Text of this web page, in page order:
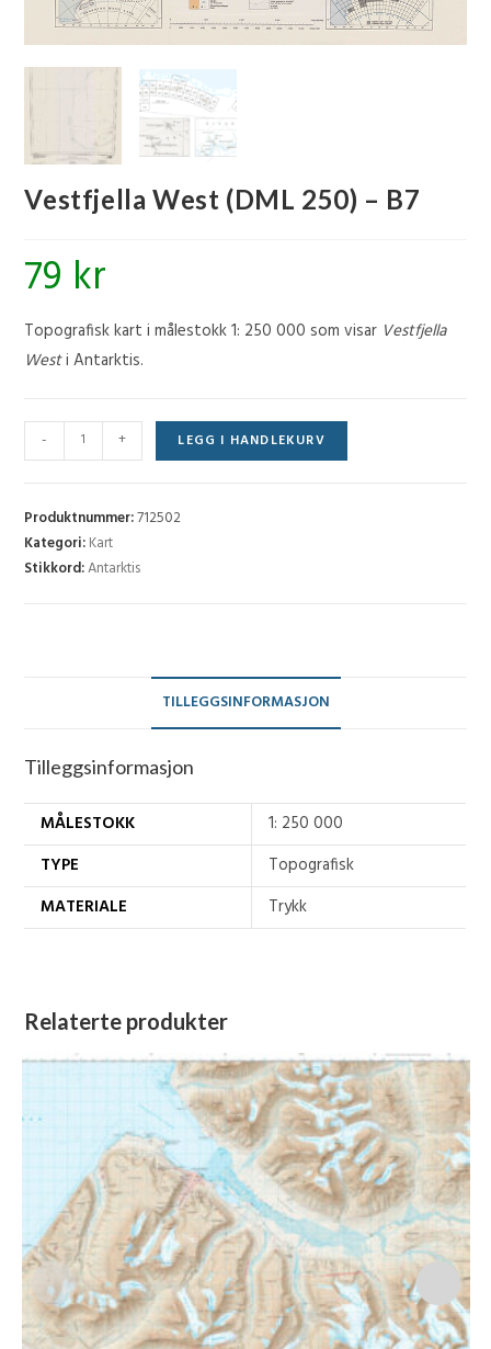
Vestfjella West (DML 250) – B7
79 kr
Topografisk kart i målestokk 1: 250 000 som visar Vestfjella
Westi Antarktis.
Vestfjella
West
250)
-
B7
- + LEGG I HANDLEKURV
Produktnummer:712502
Kategori:Kart
Stikkord:Antarktis
TILLEGGSINFORMASJON
Tilleggsinformasjon
MÅLESTOKK
1: 250 000
TYPE
Topografisk
MATERIALE
Trykk
Relaterte produkter